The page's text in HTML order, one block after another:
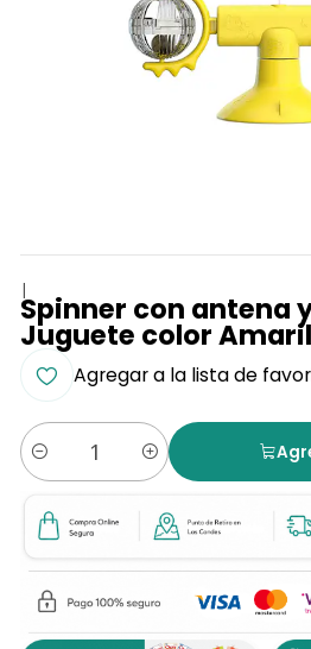
|
Spinner con antena
Juguete color
Agregar a la lista de
Cantidad